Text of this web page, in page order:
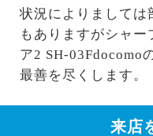
状況によりましては
もありますがシャ
ア2 SH-03Fdocomo
最善を尽くします。
来店